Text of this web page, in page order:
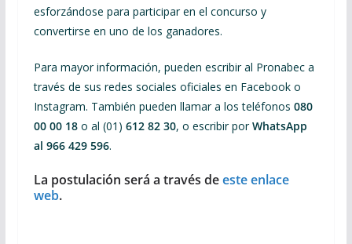
esforzándose para participar en el concurso y
convertirse en uno de los ganadores.
Para mayor información, pueden escribir al Pronabec a
través de sus redes sociales oficiales en Facebook o
Instagram. También pueden llamar a los teléfonos 080
00 00 18o al (01) 612 82 30, o escribir porWhatsApp
al 966 429 596.
La postulación será a través deeste enlace
web.